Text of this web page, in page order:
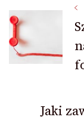
Post
Jaki